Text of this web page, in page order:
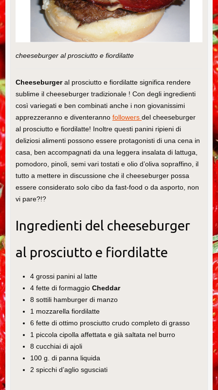
cheeseburger al prosciutto e fiordilatte
Cheeseburgeral prosciutto e fiordilatte significa rendere
sublime il cheeseburger tradizionale ! Con degli ingredienti
così variegati e ben combinati anche i non giovanissimi
apprezzeranno e diventeranno followers del cheeseburger
al prosciutto e fiordilatte! Inoltre questi panini ripieni di
deliziosi alimenti possono essere protagonisti di una cena in
casa, ben accompagnati da una leggera insalata di lattuga,
pomodoro, pinoli, semi vari tostati e olio d’oliva sopraffino, il
tutto a mettere in discussione che il cheeseburger possa
essere considerato solo cibo da fast-food o da asporto, non
vi pare?!?
Ingredienti del cheeseburger
al prosciutto e fiordilatte
4 grossi panini al latte
4 fette di formaggio Cheddar
8 sottili hamburger di manzo
1 mozzarella fiordilatte
6 fette di ottimo prosciutto crudo completo di grasso
1 piccola cipolla affettata e già saltata nel burro
8 cucchiai di ajoli
100 g. di panna liquida
2 spicchi d’aglio sgusciati